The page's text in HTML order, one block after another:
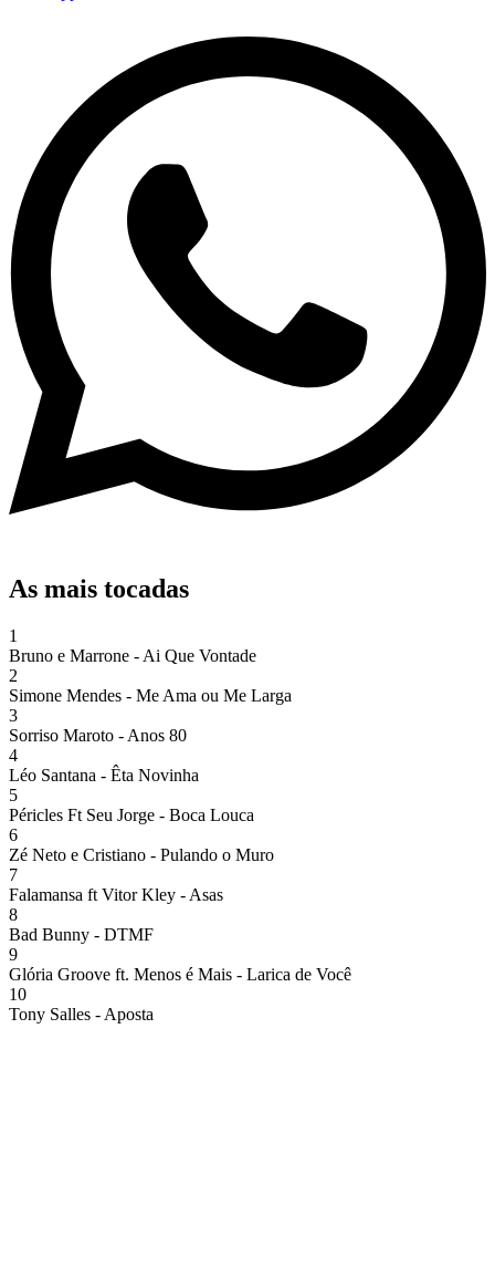
As mais tocadas
1
Bruno e Marrone - Ai Que Vontade
2
Simone Mendes - Me Ama ou Me Larga
3
Sorriso Maroto - Anos 80
4
Léo Santana - Êta Novinha
5
Péricles Ft Seu Jorge - Boca Louca
6
Zé Neto e Cristiano - Pulando o Muro
7
Falamansa ft Vitor Kley - Asas
8
Bad Bunny - DTMF
9
Glória Groove ft. Menos é Mais - Larica de Você
10
Tony Salles - Aposta